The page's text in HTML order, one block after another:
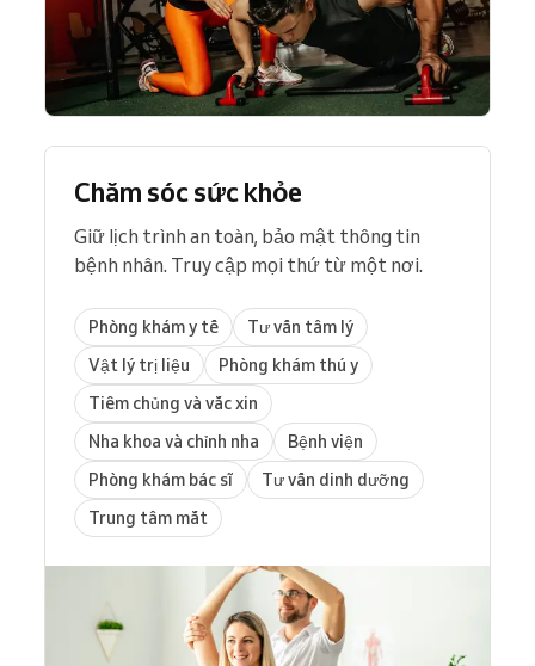
Chăm sóc sức khỏe
Giữ lịch trình an toàn, bảo mật thông tin
bệnh nhân. Truy cập mọi thứ từ một nơi.
Phòng khám y tế
Tư vấn tâm lý
Vật lý trị liệu
Phòng khám thú y
Tiêm chủng và vắc xin
Nha khoa và chỉnh nha
Bệnh viện
Phòng khám bác sĩ
Tư vấn dinh dưỡng
Trung tâm mắt